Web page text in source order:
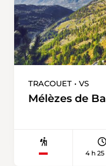
TRACOUET • VS
Mélèzes de
4 h